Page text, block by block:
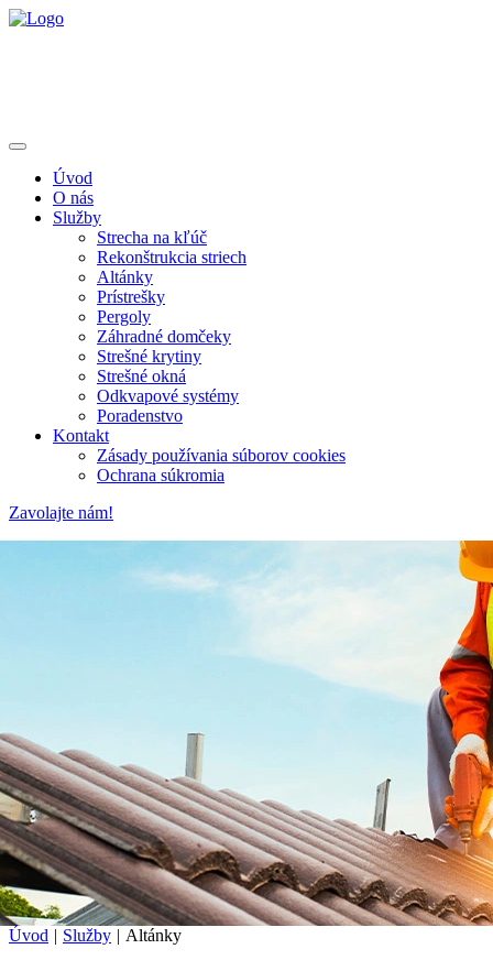
Úvod
O nás
Služby
Strecha na kľúč
Rekonštrukcia striech
Altánky
Prístrešky
Pergoly
Záhradné domčeky
Strešné krytiny
Strešné okná
Odkvapové systémy
Poradenstvo
Kontakt
Zásady používania súborov cookies
Ochrana súkromia
Zavolajte nám!
Úvod | Služby | Altánky